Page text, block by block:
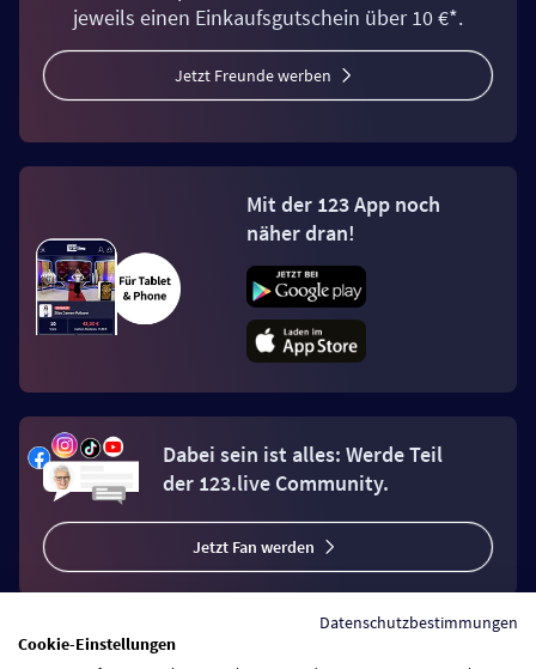
jeweils einen Einkaufsgutschein über 10 €*.
Jetzt Freunde werben
Mit der 123 App noch
näher dran!
Dabei sein ist alles: Werde Teil
der 123.live Community.
Jetzt Fan werden
Datenschutzbestimmungen
Cookie-Einstellungen